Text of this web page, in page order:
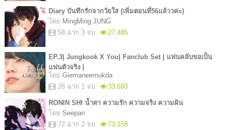
Diary บันทึกรักจากวัยใส (เพิ่มตอนที่56แล้ววค่ะ)
โดย MingMing JUNG
58 ฉาก 3 จบ
27,485
EP.3| Jungkook X You| Fanclub Set | แฟนคลับขอเป็น
แฟนตัวจริง |
โดย Giemaneemukda
28 ฉาก 1 จบ
33,693
RONIN SHI น้ำตา ความรัก ความจริง ความฝัน
โดย Seepan
72 ฉาก 2 จบ
73,158